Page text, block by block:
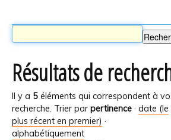
Résultats de
Il y a 5 éléments qui correspondent à
recherche. Trier par pertinence · date (le
plus récent en premier) ·
alphabétiquement